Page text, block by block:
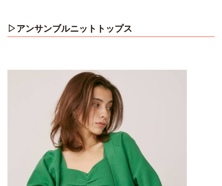
▷アンサンブルニットトップス